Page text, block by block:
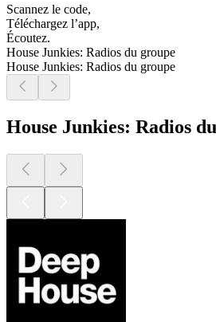
Scannez le code,
Téléchargez l’app,
Écoutez.
House Junkies: Radios du groupe
House Junkies: Radios du groupe
House Junkies: Radios